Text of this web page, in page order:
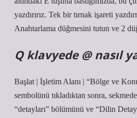
yazdırırız. Tek bir tırnak işareti
Anahtarlama düğmesini tutun ve 2
Q klavyede @ nasıl
Başlat | İşletim Alanı | “Bölge ve
sembolünü tıkladıktan sonra,
“detayları” bölümünü ve “Dilin